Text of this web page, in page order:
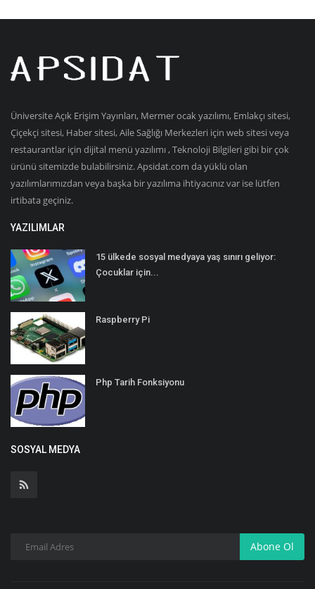
Üniversite Açık Erişim Yayınları, Mermer ocak yazılımı, Emlakçı sitesi,
Çiçekçi sitesi, Haber sitesi, Aile Sağlığı Merkezleri için web sitesi veya
restaurantlar için dijital menü yazılımı , Teknoloji Bilgileri gibi bir çok
ürünü sitemizde bulabilirsiniz. Apsidat.com da yüklü olan
yazılımlarımızdan veya başka bir yazılıma ihtiyacınız var ise lütfen
irtibata geçiniz.
YAZILIMLAR
15 ülkede sosyal medyaya yaş sınırı geliyor:
Çocuklar için...
Raspberry Pi
Php Tarih Fonksiyonu
SOSYAL MEDYA
Abone Ol